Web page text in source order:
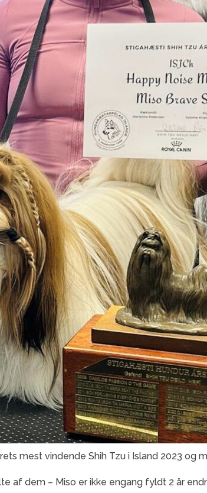
mest vindende Shih Tzu i Island 2023 og
af dem – Miso er ikke engang fyldt 2 år